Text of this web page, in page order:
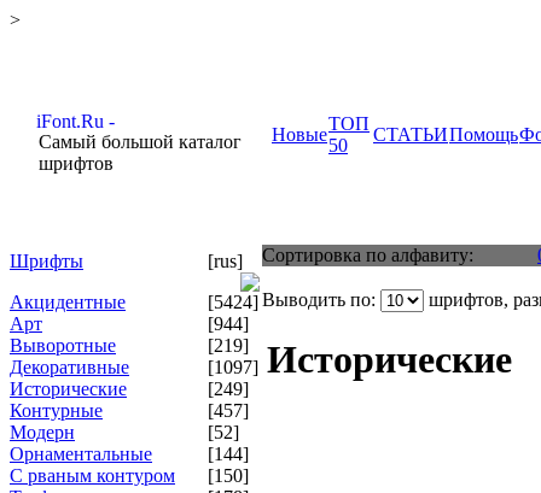
>
Самый большой каталог
шрифтов
Новые
ТОП
50
СТАТЬИПомощь
Шрифты
[rus]
Акцидентные
[5424]
Арт
[944]
Выворотные
[219]
Декоративные
[1097]
Исторические
[249]
Контурные
[457]
Модерн
[52]
Орнаментальные
[144]
С рваным контуром
[150]
Сортировка по алфавиту:
Выводить по: шрифтов,
Исторические